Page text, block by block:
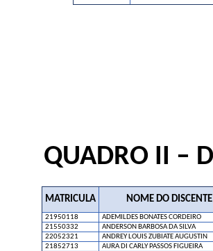
QUADRO II –
MATRICULA NOME DO DISCENTE
21950118 ADEMILDES BONATES CORDEIRO
21550332
ANDERSON BARBOSA DA SILVA
22052321
ANDREY LOUIS ZUBIATE AUGUSTIN
21852713
AURA DI CARLY PASSOS FIGUEIRA